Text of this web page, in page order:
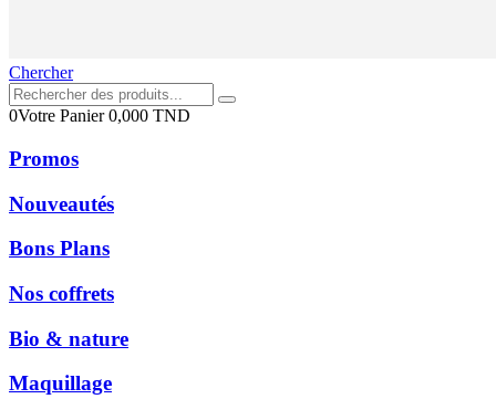
Chercher
0Votre Panier0,000 TND
Promos
Nouveautés
Bons Plans
Nos coffrets
Bio & nature
Maquillage